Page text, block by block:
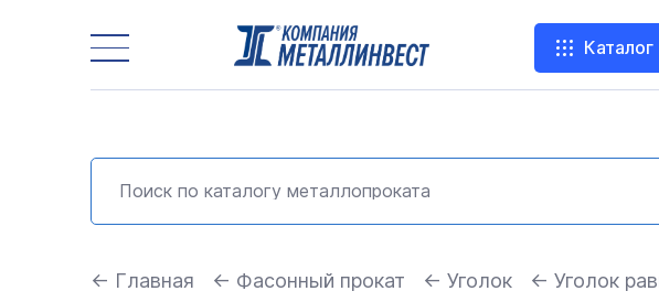
Каталог
← Главная ← Фасонный прокат ← Уголок ← Уголок